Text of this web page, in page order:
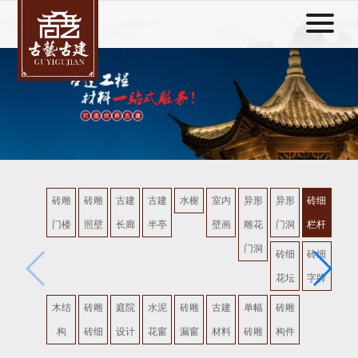
砖雕
门楼
砖雕
照壁
古建
长廊
古建
半亭
水榭 室内
壁画
异形
雕花
门洞
异形
门洞
砖细
栏杆
砖细
花坛
砖细
字牌
木结
构
砖雕
砖细
庭院
设计
水泥
花窗
砖雕
漏窗
古建
材料
单幅
砖雕
砖雕
构件